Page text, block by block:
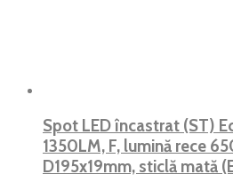
Spot LED încastrat (ST)
1350LM, F, lumină rece
D195x19mm, sticlă mată